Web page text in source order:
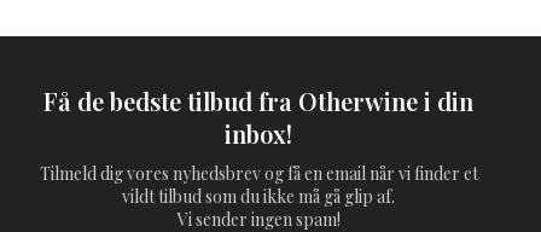
Få de bedste tilbud fra Otherwine i din
inbox!
Tilmeld dig vores nyhedsbrev og få en email når vi finder et
vildt tilbud som du ikke må gå glip af.
Vi sender ingen spam!